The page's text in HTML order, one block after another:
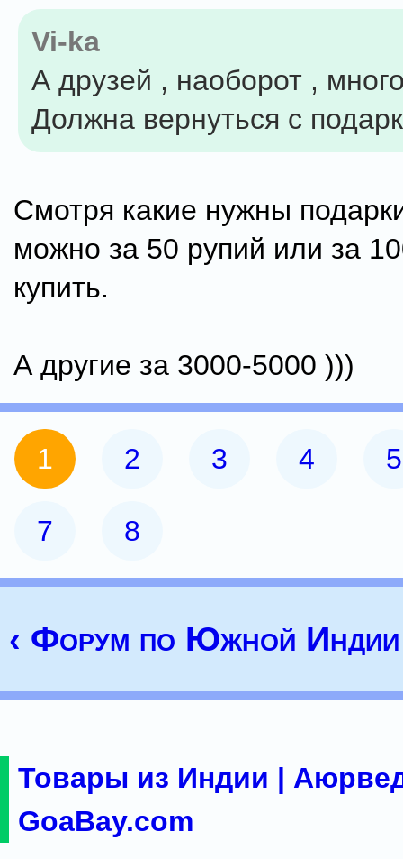
Vi-ka
А друзей , наоборот ,
Должна вернуться с
Смотря какие нужны
можно за 50 рупий или за
купить.
А другие за 3000-5000 )))
1 2 3 4 5
7 8
‹ Форум по Южной
Товары из Индии |
GoaBay.com